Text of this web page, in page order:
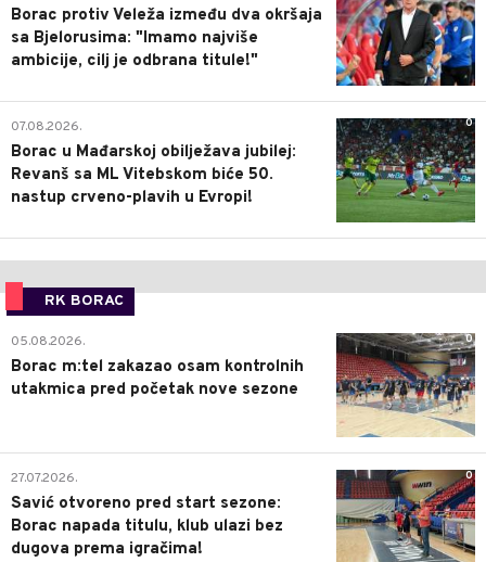
Borac protiv Veleža između dva okršaja
sa Bjelorusima: "Imamo najviše
ambicije, cilj je odbrana titule!"
0
07.08.2026.
Borac u Mađarskoj obilježava jubilej:
Revanš sa ML Vitebskom biće 50.
nastup crveno-plavih u Evropi!
RK BORAC
0
05.08.2026.
Borac m:tel zakazao osam kontrolnih
utakmica pred početak nove sezone
0
27.07.2026.
Savić otvoreno pred start sezone:
Borac napada titulu, klub ulazi bez
dugova prema igračima!